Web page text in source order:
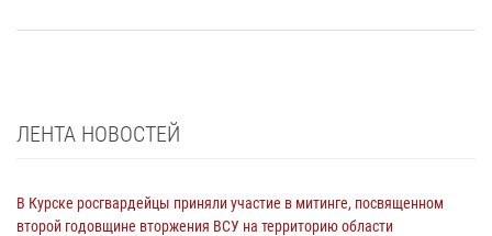
ЛЕНТА НОВОСТЕЙ
В Курске росгвардейцы приняли участие в митинге, посвященном
второй годовщине вторжения ВСУ на территорию области